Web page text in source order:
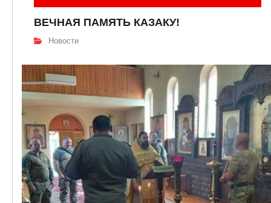
ВЕЧНАЯ ПАМЯТЬ КАЗАКУ!
Новости